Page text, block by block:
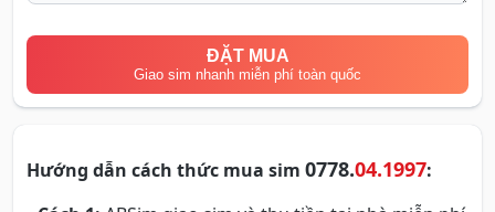
ĐẶT MUA
Giao sim nhanh miễn phí toàn quốc
Hướng dẫn cách thức mua sim 0778.04.1997: